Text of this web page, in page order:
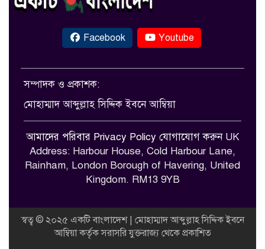
Facebook Youtube
সম্পাদক ও প্রকাশক:
মোহাম্মাদ আব্দুল্লাহ সিদ্দিক ইবনে আম্বিয়া
আমাদের পরিবার Privacy Policy যোগাযোগ করুনUK
Address: Harbour House, Cold Harbour Lane,
Rainham, London Borough of Havering, United
Kingdom. RM13 9YB
স্বত্ব © ২০২৫ একটি বাংলাদেশ | মোহাম্মাদ আব্দুল্লাহ সিদ্দিক ইবনে
আম্বিয়া কর্তৃক সরাসরি যুক্তরাজ্য থেকে প্রকাশিত